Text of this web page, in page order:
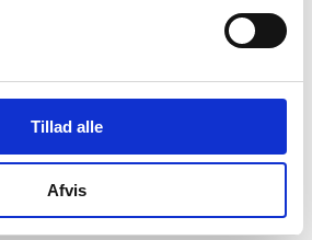
Tillad alle
Afvis
131
226 131